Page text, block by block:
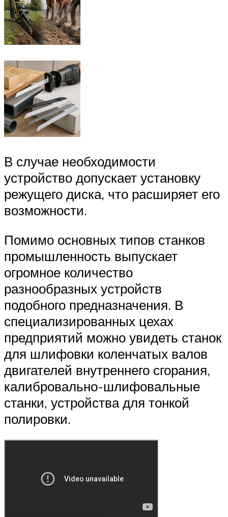
В случае необходимости
устройство допускает установку
режущего диска, что расширяет его
возможности.
Помимо основных типов станков
промышленность выпускает
огромное количество
разнообразных устройств
подобного предназначения. В
специализированных цехах
предприятий можно увидеть станок
для шлифовки коленчатых валов
двигателей внутреннего сгорания,
калибровально-шлифовальные
станки, устройства для тонкой
полировки.